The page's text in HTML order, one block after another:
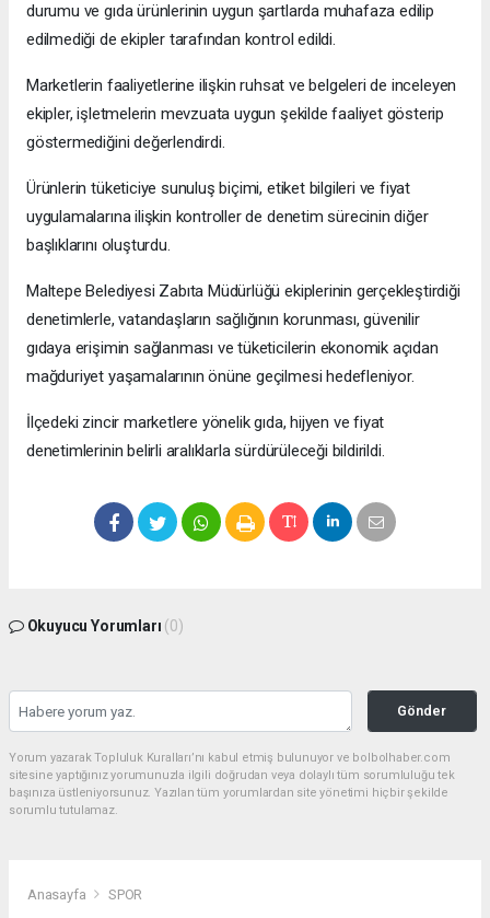
durumu ve gıda ürünlerinin uygun şartlarda muhafaza edilip
edilmediği de ekipler tarafından kontrol edildi.
Marketlerin faaliyetlerine ilişkin ruhsat ve belgeleri de inceleyen
ekipler, işletmelerin mevzuata uygun şekilde faaliyet gösterip
göstermediğini değerlendirdi.
Ürünlerin tüketiciye sunuluş biçimi, etiket bilgileri ve fiyat
uygulamalarına ilişkin kontroller de denetim sürecinin diğer
başlıklarını oluşturdu.
Maltepe Belediyesi Zabıta Müdürlüğü ekiplerinin gerçekleştirdiği
denetimlerle, vatandaşların sağlığının korunması, güvenilir
gıdaya erişimin sağlanması ve tüketicilerin ekonomik açıdan
mağduriyet yaşamalarının önüne geçilmesi hedefleniyor.
İlçedeki zincir marketlere yönelik gıda, hijyen ve fiyat
denetimlerinin belirli aralıklarla sürdürüleceği bildirildi.
Okuyucu Yorumları (0)
Gönder
Yorum yazarak Topluluk Kuralları’nı kabul etmiş bulunuyor ve bolbolhaber.com
sitesine yaptığınız yorumunuzla ilgili doğrudan veya dolaylı tüm sorumluluğu tek
başınıza üstleniyorsunuz. Yazılan tüm yorumlardan site yönetimi hiçbir şekilde
sorumlu tutulamaz.
Anasayfa SPOR